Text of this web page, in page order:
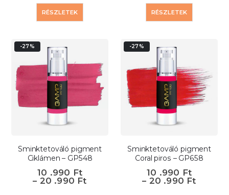
RÉSZLETEK RÉSZLETEK
-27%
Sminktetováló pigment
Ciklámen – GP548
10 .990 Ft
– 20 .990 Ft
-27%
Sminktetováló pigment
Coral piros – GP658
10 .990 Ft
– 20 .990 Ft